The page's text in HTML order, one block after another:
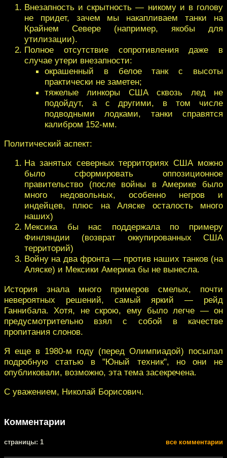
Внезапность и скрытность — никому и в голову
не придет, зачем мы накапливаем танки на
Крайнем Севере (например, якобы для
утилизации).
Полное отсутствие сопротивления даже в
случае утери внезапности:
окрашенный в белое танк с высоты
практически не заметен;
тяжелые линкоры США сквозь лед не
подойдут, а с другими, в том числе
подводными лодками, танки справятся
калибром 152-мм.
Политический аспект:
На занятых северных территориях США можно
было сформировать оппозиционное
правительство (после войны в Америке было
много недовольных, особенно негров и
индейцев, плюс на Аляске осталость много
наших)
Мексика бы нас поддержала по примеру
Финляндии (возврат оккупированных США
территорий)
Войну на два фронта — против наших танков (на
Аляске) и Мексики Америка бы не вынесла.
История знала много примеров смелых, почти
невероятных решений, самый яркий — рейд
Ганнибала. Хотя, не скрою, ему было легче — он
предусмотрительно взял с собой в качестве
пропитания слонов.
Я еще в 1980-м году (перед Олимпиадой) посылал
подробную статью в "Юный техник", но они не
опубликовали, возможно, эта тема засекречена.
С уважением, Николай Борисович.
Комментарии
cтраницы: 1 все комментарии